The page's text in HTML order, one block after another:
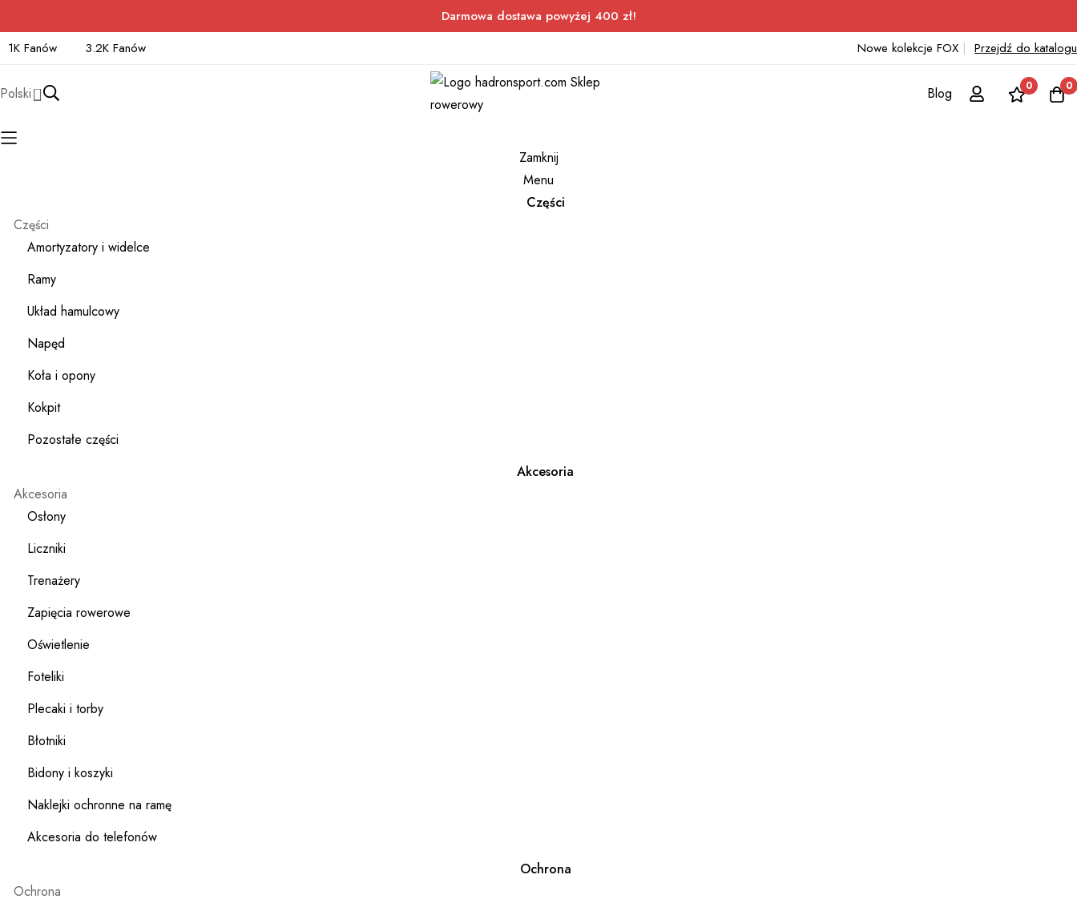
Darmowa dostawa powyżej 400 zł!
1K Fanów
3.2K Fanów Nowe kolekcje FOX | Przejdź do katalogu
Polski Blog 0 0
Zamknij
Menu
Części
Części
Amortyzatory i widelce
Ramy
Układ hamulcowy
Napęd
Koła i opony
Kokpit
Pozostałe części
Akcesoria
Akcesoria
Osłony
Liczniki
Trenażery
Zapięcia rowerowe
Oświetlenie
Foteliki
Plecaki i torby
Błotniki
Bidony i koszyki
Naklejki ochronne na ramę
Akcesoria do telefonów
Ochrona
Ochrona